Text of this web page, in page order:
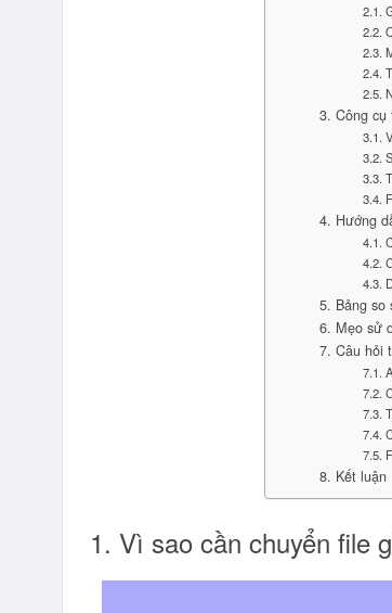
2.1.
2.2.
2.3.
2.4.
2.5.
3. Công cụ
3.1.
3.2.
3.3.
3.4.
4. Hướng
4.1.
4.2.
4.3.
5. Bảng so
6. Mẹo sử
7. Câu hỏi
7.1.
7.2.
7.3.
7.4.
7.5.
8. Kết luận
1. Vì sao cần chuyển file